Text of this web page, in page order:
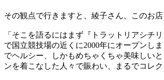
その観点で行きますと、綾子さん、このお
「そこを語るにはまず『トラットリアシチ
で国立競技場の近くに2000年にオープンし
でヘルシー、しかもめちゃくちゃ美味しい
ンを着こなした人々で賑わい、まるでコレ